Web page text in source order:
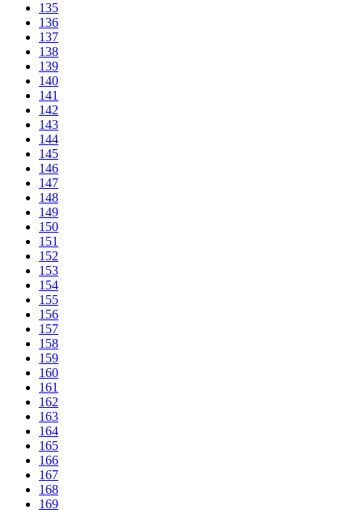
135
136
137
138
139
140
141
142
143
144
145
146
147
148
149
150
151
152
153
154
155
156
157
158
159
160
161
162
163
164
165
166
167
168
169